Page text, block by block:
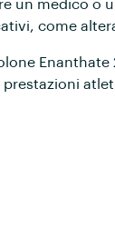
un medico o
come